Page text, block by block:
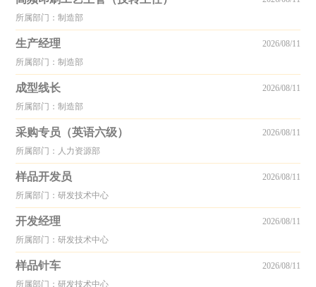
所属部门：制造部
生产经理
所属部门：制造部
2026/08/11
成型线长
所属部门：制造部
2026/08/11
采购专员（英语六级）
所属部门：人力资源部
2026/08/11
样品开发员
所属部门：研发技术中心
2026/08/11
开发经理
所属部门：研发技术中心
2026/08/11
样品针车
所属部门：研发技术中心
2026/08/11